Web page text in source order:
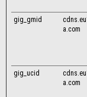
gig_gmid
a.com
gig_ucid
a.com